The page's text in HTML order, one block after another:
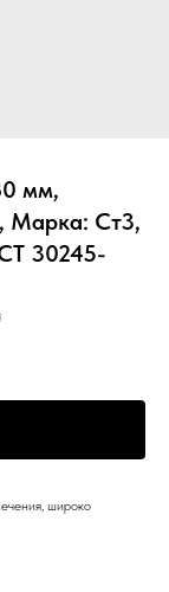
мм,
Марка: Ст3,
30245-
широко